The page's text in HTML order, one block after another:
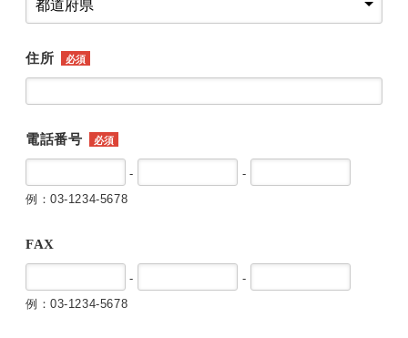
住所 必須
電話番号 必須
-
-
例：03-1234-5678
FAX
-
-
例：03-1234-5678